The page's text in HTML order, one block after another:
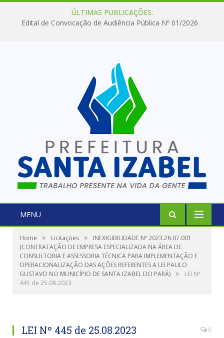
ÚLTIMAS PUBLICAÇÕES:
Edital de Convocação de Audiência Pública Nº 01/2026
MENU
Home » Licitações »
INEXIGIBILIDADE Nº 2023.26.07.001
(CONTRATAÇÃO DE EMPRESA ESPECIALIZADA NA ÁREA DE
CONSULTORIA E ASSESSORIA TÉCNICA PARA IMPLEMENTAÇÃO E
OPERACIONALIZAÇÃO DAS AÇÕES REFERENTES A LEI PAULO
GUSTAVO NO MUNICÍPIO DE SANTA IZABEL DO PARÁ) »
LEI Nº
445 de 25.08.2023
LEI Nº 445 de 25.08.2023 0